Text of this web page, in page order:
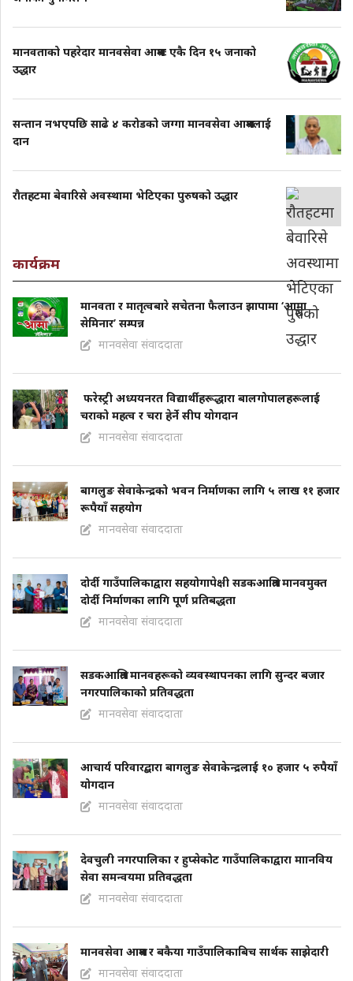
मानवताको पहरेदार मानवसेवा आश्रमः एकै दिन १५ जनाको
उद्धार
सन्तान नभएपछि साढे ४ करोडको जग्गा मानवसेवा आश्रमलाई
दान
राैतहटमा बेवारिसे अवस्थामा भेटिएका पुरुषको उद्धार
कार्यक्रम
मानवता र मातृत्वबारे सचेतना फैलाउन झापामा ‘आमा
सेमिनार’ सम्पन्न
मानवसेवा संवाददाता
फरेस्ट्री अध्ययनरत विद्यार्थीहरूद्धारा बालगोपालहरूलाई
चराको महत्व र चरा हेर्ने सीप याेगदान
मानवसेवा संवाददाता
बागलुङ सेवाकेन्द्रको भवन निर्माणका लागि ५ लाख ११ हजार
रूपैयाँ सहयोग
मानवसेवा संवाददाता
दोर्दी गाउँपालिकाद्वारा सहयोगापेक्षी सडकआश्रित मानवमुक्त
दोर्दी निर्माणका लागि पूर्ण प्रतिबद्धता
मानवसेवा संवाददाता
सडकआश्रित मानवहरूको व्यवस्थापनका लागि सुन्दर बजार
नगरपालिकाको प्रतिवद्धता
मानवसेवा संवाददाता
आचार्य परिवारद्बारा बागलुङ सेवाकेन्द्रलाई १० हजार ५ रुपैयाँ
योगदान
मानवसेवा संवाददाता
देवचुली नगरपालिका र हुप्सेकोट गाउँपालिकाद्वारा माानविय
सेवा समन्वयमा प्रतिवद्धता
मानवसेवा संवाददाता
मानवसेवा आश्रम र बकैया गाउँपालिकाबिच सार्थक साझेदारी
मानवसेवा संवाददाता